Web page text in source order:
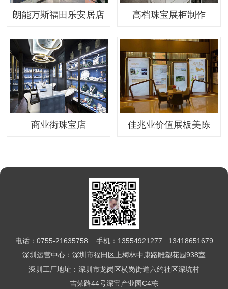
朗能万斯福田乐安居店 高档珠宝展柜制作
商业街珠宝店 佳兆业价值展板美陈
电话：0755-21635758 手机：13554921277 13418651679
深圳运营中心：深圳市福田区上梅林中康路雕塑花园938室
深圳工厂地址：深圳市龙岗区横岗街道六约社区深坑村
吉荣路44号深宝产业园C4栋